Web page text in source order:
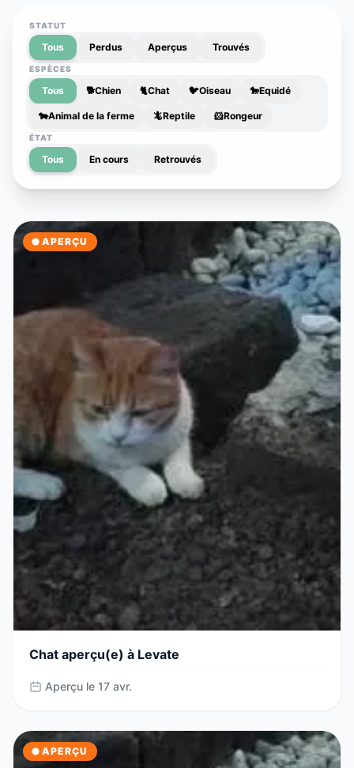
STATUT
Tous Perdus Aperçus Trouvés
ESPÈCES
Tous 🐕Chien 🐈Chat 🐦Oiseau 🐎Equidé
🐄Animal de la ferme 🦎Reptile 🐹Rongeur
ÉTAT
Tous En cours Retrouvés
APERÇU
Chat aperçu(e) à Levate
Aperçu le 17 avr.
APERÇU